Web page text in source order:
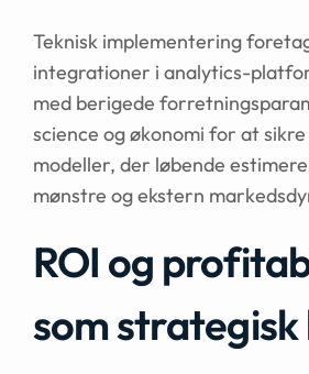
Teknisk implementering
integrationer i analytics-
med berigede
science og økonomi for at
modeller, der løbende
mønstre og ekstern
ROI og
som